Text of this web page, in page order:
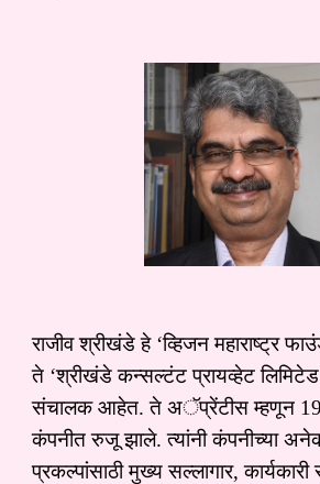
राजीव श्रीखंडे हे ‘व्हिजन महाराष्ट्र
ते ‘श्रीखंडे कन्सल्टंट प्रायव्हेट
संचालक आहेत. ते अॅप्रेंटीस म्हणून
कंपनीत रुजू झाले. त्यांनी कंपनीच्या
प्रकल्पांसाठी मुख्य सल्लागार,